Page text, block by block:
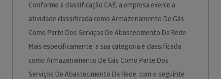
Conforme a classificação CAE, a empresa exerce a
atividade classificada como Armazenamento De Gás
Como Parte Dos Serviços De Abastecimento Da Rede.
Mais especificamente, a sua categoria é classificada
como Armazenamento De Gás Como Parte Dos
Serviços De Abastecimento Da Rede, com o seguinte